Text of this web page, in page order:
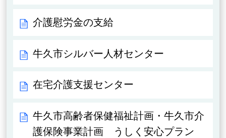
介護慰労金の支給
牛久市シルバー人材センター
在宅介護支援センター
牛久市高齢者保健福祉計画・牛久市介
護保険事業計画 うしく安心プラン